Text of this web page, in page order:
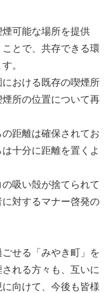
可能な場所を提供
とで、共存できる環
。
おける既存の喫煙所
所の位置について再
距離は確保されてお
十分に距離を置くよ
吸い殻が捨てられて
対するマナー啓発の
せる「みやき町」を
れる方々も、互いに
向けて、今後も皆様